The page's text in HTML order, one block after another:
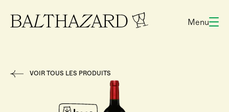
Menu
VOIR TOUS LES PRODUITS